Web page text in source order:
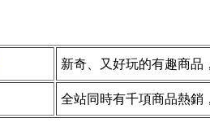
新奇、又好玩的有趣商品
全站同時有千項商品熱銷